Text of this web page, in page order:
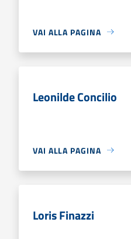
VAI ALLA PAGINA
Leonilde Concilio
VAI ALLA PAGINA
Loris Finazzi